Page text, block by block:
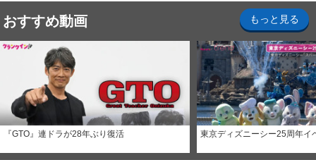
おすすめ動画 もっと見る
『GTO』連ドラが28年ぶり復活 東京ディズニーシー25周年イ